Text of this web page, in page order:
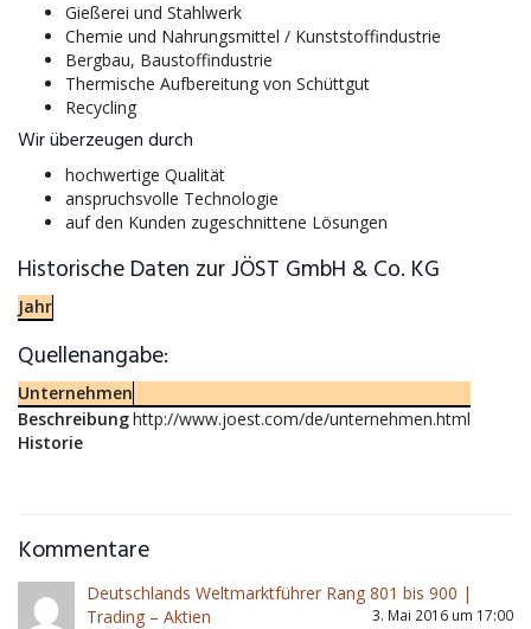
Gießerei und Stahlwerk
Chemie und Nahrungsmittel / Kunststoffindustrie
Bergbau, Baustoffindustrie
Thermische Aufbereitung von Schüttgut
Recycling
Wir überzeugen durch
hochwertige Qualität
anspruchsvolle Technologie
auf den Kunden zugeschnittene Lösungen
Historische Daten zur JÖST GmbH & Co. KG
Jahr
Quellenangabe:
Unternehmen
Beschreibunghttp://www.joest.com/de/unternehmen.html
Historie
Kommentare
Deutschlands Weltmarktführer Rang 801 bis 900 |
Trading – Aktien
3. Mai 2016 um 17:00